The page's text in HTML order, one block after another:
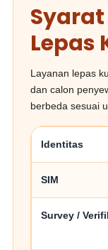
Syarat
Lepas
Layanan lepas
dan calon
berbeda sesuai
Identitas
SIM
Survey /